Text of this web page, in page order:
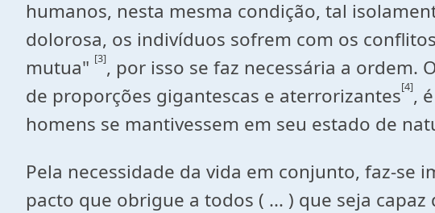
humanos, nesta mesma condição, tal
dolorosa, os indivíduos sofrem com os
mutua" [3], por isso se faz necessária a ordem.
de proporções gigantescas e aterrorizantes[4],
homens se mantivessem em seu estado de
Pela necessidade da vida em conjunto, faz-se
pacto que obrigue a todos ( ... ) que seja